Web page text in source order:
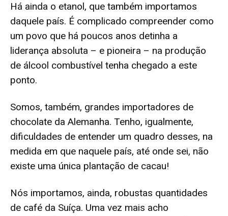
Há ainda o etanol, que também importamos
daquele país. É complicado compreender como
um povo que há poucos anos detinha a
liderança absoluta – e pioneira – na produção
de álcool combustível tenha chegado a este
ponto.
Somos, também, grandes importadores de
chocolate da Alemanha. Tenho, igualmente,
dificuldades de entender um quadro desses, na
medida em que naquele país, até onde sei, não
existe uma única plantação de cacau!
Nós importamos, ainda, robustas quantidades
de café da Suíça. Uma vez mais acho